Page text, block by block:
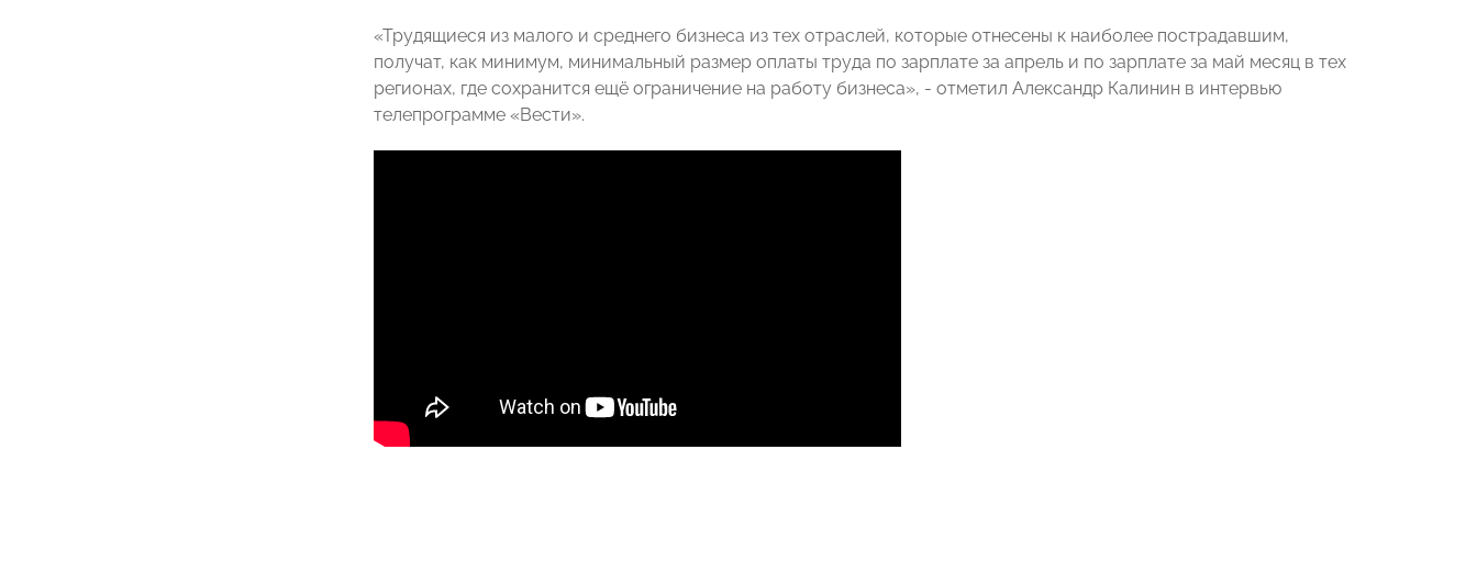
«Трудящиеся из малого и среднего бизнеса из тех отраслей, которые отнесены к наиболее пострадавшим,
получат, как минимум, минимальный размер оплаты труда по зарплате за апрель и по зарплате за май месяц в тех
регионах, где сохранится ещё ограничение на работу бизнеса», - отметил Александр Калинин в интервью
телепрограмме «Вести».